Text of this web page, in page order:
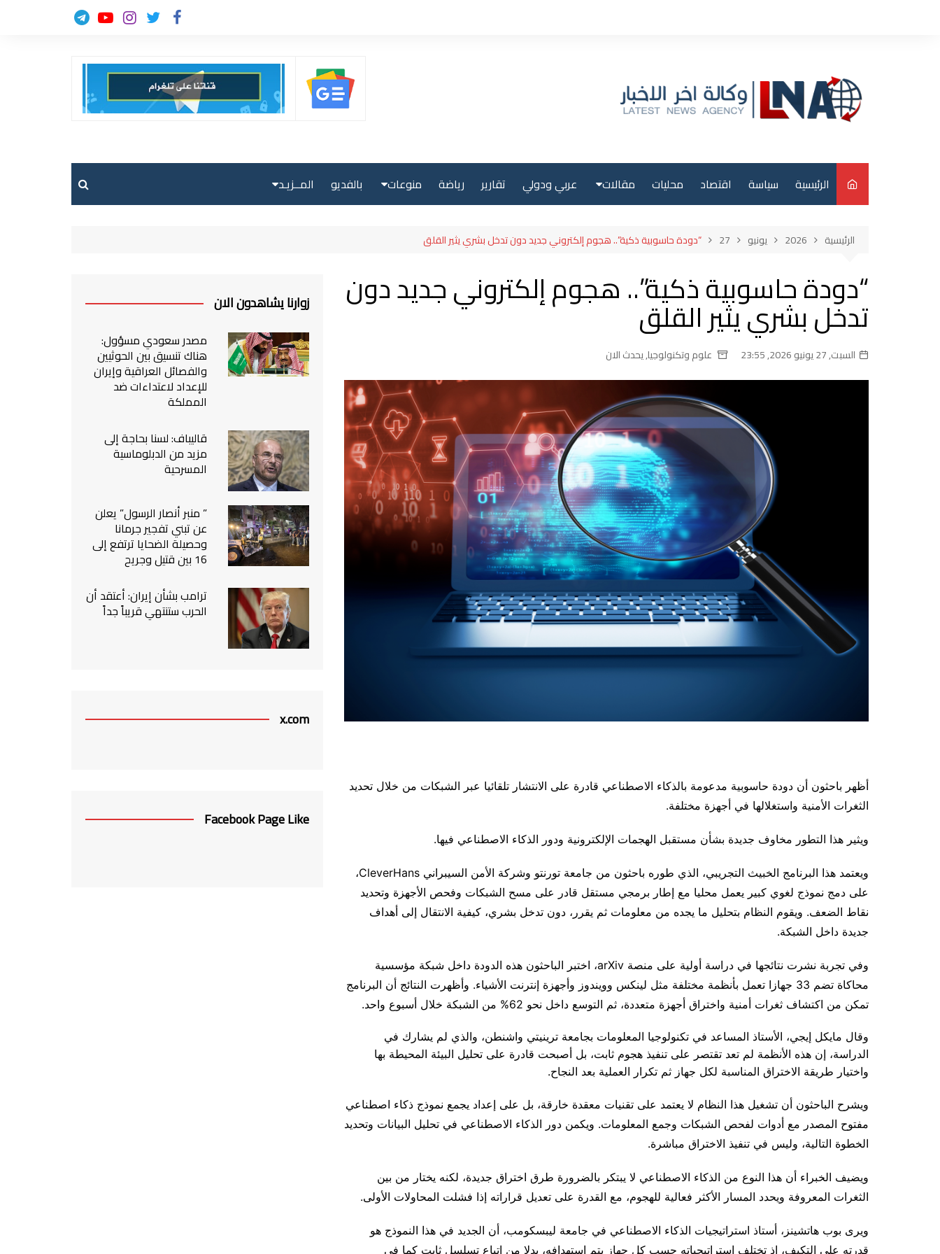
الرئيسية سياسة اقتصاد محليات مقالات
دولية
عربي ودولي تقارير رياضة منوعات
سياحة
بالفديو المــزيـد
من نحن
اتصل بنا
الرئيسية 2026 يونيو 27 “دودة حاسوبية ذكية”.. هجوم إلكتروني جديد دون تدخل بشري يثير القلق
“دودة حاسوبية ذكية”.. هجوم إلكتروني جديد دون
تدخل بشري يثير القلق
السبت, 27 يونيو 2026, 23:55 علوم وتكنولوجيا,يحدث الان
أظهر باحثون أن دودة حاسوبية مدعومة بالذكاء الاصطناعي قادرة على الانتشار تلقائيا عبر الشبكات من خلال تحديد
الثغرات الأمنية واستغلالها في أجهزة مختلفة.
ويثير هذا التطور مخاوف جديدة بشأن مستقبل الهجمات الإلكترونية ودور الذكاء الاصطناعي فيها.
ويعتمد هذا البرنامج الخبيث التجريبي، الذي طوره باحثون من جامعة تورنتو وشركة الأمن السيبراني CleverHans،
على دمج نموذج لغوي كبير يعمل محليا مع إطار برمجي مستقل قادر على مسح الشبكات وفحص الأجهزة وتحديد
نقاط الضعف. ويقوم النظام بتحليل ما يجده من معلومات ثم يقرر، دون تدخل بشري، كيفية الانتقال إلى أهداف
جديدة داخل الشبكة.
وفي تجربة نشرت نتائجها في دراسة أولية على منصة arXiv، اختبر الباحثون هذه الدودة داخل شبكة مؤسسية
محاكاة تضم 33 جهازا تعمل بأنظمة مختلفة مثل لينكس وويندوز وأجهزة إنترنت الأشياء. وأظهرت النتائج أن البرنامج
تمكن من اكتشاف ثغرات أمنية واختراق أجهزة متعددة، ثم التوسع داخل نحو 62% من الشبكة خلال أسبوع واحد.
وقال مايكل إيجي، الأستاذ المساعد في تكنولوجيا المعلومات بجامعة ترينيتي واشنطن، والذي لم يشارك في
الدراسة، إن هذه الأنظمة لم تعد تقتصر على تنفيذ هجوم ثابت، بل أصبحت قادرة على تحليل البيئة المحيطة بها
واختيار طريقة الاختراق المناسبة لكل جهاز ثم تكرار العملية بعد النجاح.
ويشرح الباحثون أن تشغيل هذا النظام لا يعتمد على تقنيات معقدة خارقة، بل على إعداد يجمع نموذج ذكاء اصطناعي
مفتوح المصدر مع أدوات لفحص الشبكات وجمع المعلومات. ويكمن دور الذكاء الاصطناعي في تحليل البيانات وتحديد
الخطوة التالية، وليس في تنفيذ الاختراق مباشرة.
ويضيف الخبراء أن هذا النوع من الذكاء الاصطناعي لا يبتكر بالضرورة طرق اختراق جديدة، لكنه يختار من بين
الثغرات المعروفة ويحدد المسار الأكثر فعالية للهجوم، مع القدرة على تعديل قراراته إذا فشلت المحاولات الأولى.
ويرى بوب هاتشينز، أستاذ استراتيجيات الذكاء الاصطناعي في جامعة ليبسكومب، أن الجديد في هذا النموذج هو
قدرته على التكيف، إذ تختلف استراتيجياته حسب كل جهاز يتم استهدافه، بدلا من اتباع تسلسل ثابت كما في
زوارنا يشاهدون الان
مصدر سعودي مسؤول:
هناك تنسيق بين الحوثيين
والفصائل العراقية وإيران
للإعداد لاعتداءات ضد
المملكة
قاليباف: لسنا بحاجة إلى
مزيد من الدبلوماسية
المسرحية
” منبر أنصار الرسول” يعلن
عن تبني تفجير جرمانا
وحصيلة الضحايا ترتفع إلى
16 بين قتيل وجريح
ترامب بشأن إيران: أعتقد أن
الحرب ستنتهي قريباً جداً
x.com
Facebook Page Like